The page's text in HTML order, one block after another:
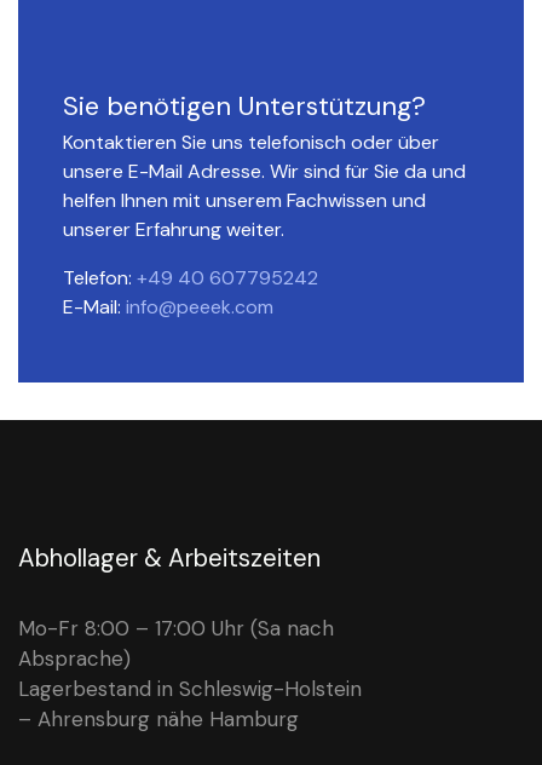
Sie benötigen Unterstützung?
Kontaktieren Sie uns telefonisch oder über
unsere E-Mail Adresse. Wir sind für Sie da und
helfen Ihnen mit unserem Fachwissen und
unserer Erfahrung weiter.
Telefon:+49 40 607795242
E-Mail:info@peeek.com
Abhollager & Arbeitszeiten
Mo-Fr 8:00 – 17:00 Uhr (Sa nach
Absprache)
Lagerbestand in Schleswig-Holstein
– Ahrensburg nähe Hamburg